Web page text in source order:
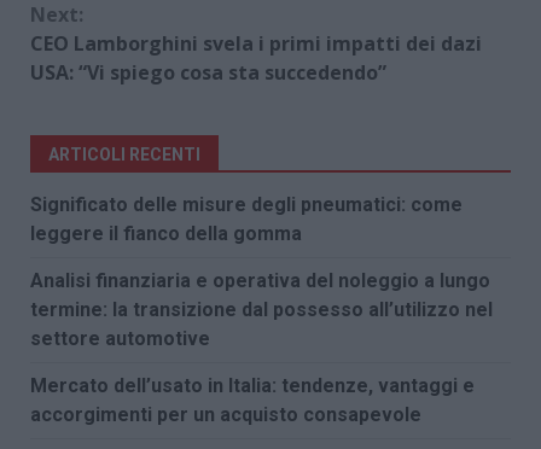
Next:
CEO Lamborghini svela i primi impatti dei dazi
USA: “Vi spiego cosa sta succedendo”
ARTICOLI RECENTI
Significato delle misure degli pneumatici: come
leggere il fianco della gomma
Analisi finanziaria e operativa del noleggio a lungo
termine: la transizione dal possesso all’utilizzo nel
settore automotive
Mercato dell’usato in Italia: tendenze, vantaggi e
accorgimenti per un acquisto consapevole